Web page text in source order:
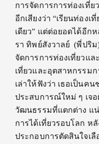
การจัดการการท่องเที่
อีกเสียงว่า “เรียนท่องเ
เดียว” แต่ต่อยอดได้อี
รา ทิพย์สังวาลย์ (พี่ปริ
จัดการการท่องเที่ยวแ
เที่ยวและอุตสาหกรรม
เล่าให้ฟังว่า เธอเป็นค
ประสบการณ์ใหม่ ๆ เจ
วัฒนธรรมที่แตกต่าง แ
การได้เที่ยวรอบโลก ห
ประกอบการตัดสินใจเ